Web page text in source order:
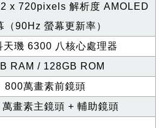
x 720pixels 解析度 AMOLED
（90Hz 螢幕更新率）
天璣 6300 八核心處理器
RAM / 128GB ROM
800萬畫素前鏡頭
萬畫素主鏡頭 + 輔助鏡頭